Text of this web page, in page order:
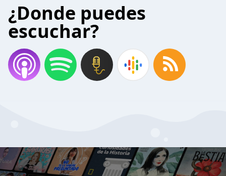
¿Donde puedes
escuchar?